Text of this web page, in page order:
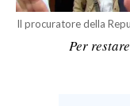
LAVORO
Il procuratore della
Per